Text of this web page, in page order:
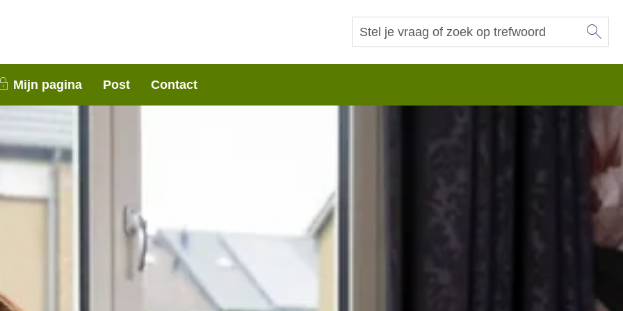
Zoeken
Mijn pagina Post Contact
3 weken contact met je op. Dank voor je begrip.